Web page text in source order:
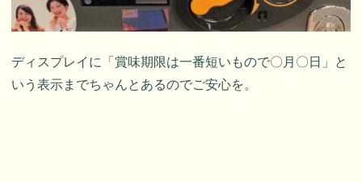
ディスプレイに「賞味期限は一番短いもので〇月〇日」と
いう表示までちゃんとあるのでご安心を。